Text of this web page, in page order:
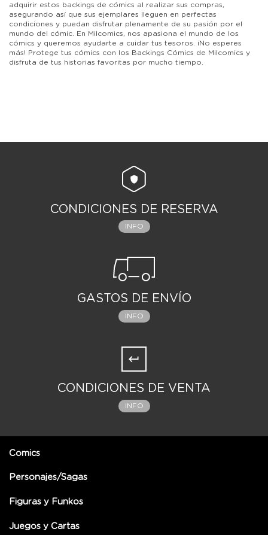
adquirir estos backings de cómics al realizar sus compras,
asegurando así que sus ejemplares lleguen en perfectas
condiciones y puedan disfrutar plenamente de su pasión por el
mundo del cómic. En Milcomics, nos apasiona el mundo de los
cómics y queremos ayudarte a cuidar tus tesoros. ¡No esperes
más! Protege tus cómics con los Backings Cómics de Milcomics y
disfruta de tus historias favoritas por mucho tiempo.
CONDICIONES DE RESERVA
INFO
GASTOS DE ENVÍO
INFO
CONDICIONES DE VENTA
INFO
Comics
Personajes/Sagas
Figuras y Funkos
Juegos y Cartas